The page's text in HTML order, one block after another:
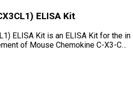
ELISA Kit
ELISA Kit is an ELISA Kit for the in
of Mouse Chemokine C-X3-C…